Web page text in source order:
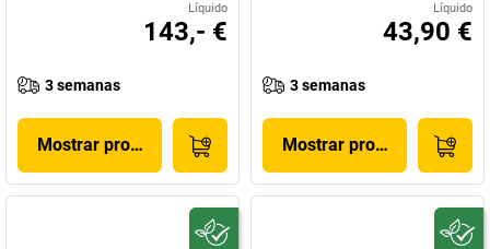
Líquido
143,- €
3 semanas
Mostrar produto
Líquido
43,90 €
3 semanas
Mostrar produto